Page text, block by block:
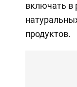
включать в
продуктов.